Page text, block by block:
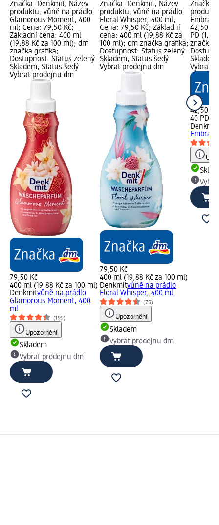
Značka: Denkmit; Název
produktu: vůně na prádlo
Glamorous Moment, 400
ml; Cena: 79,50 Kč;
Základní cena: 400 ml
(19,88 Kč za 100 ml); dm
značka grafika;
Dostupnost: Status zelený
Skladem, Status šedý
Vybrat prodejnu dm
79,50 Kč
400 ml (19,88 Kč za 100 ml)
Denkmitvůně na prádlo
Glamorous Moment, 400
ml
(199)
Upozornění
Skladem
Vybrat prodejnu dm
Značka: Denkmit; Název
produktu: vůně na prádlo
Floral Whisper, 400 ml;
Cena: 79,50 Kč; Základní
cena: 400 ml (19,88 Kč za
100 ml); dm značka grafika;
Dostupnost: Status zelený
Skladem, Status šedý
Vybrat prodejnu dm
79,50 Kč
400 ml (19,88 Kč za 100 ml)
Denkmitvůně na prádlo
Floral Whisper, 400 ml
(75)
Upozornění
Skladem
Vybrat prodejnu dm
Značka:
42,50
PD
značka
Vybrat
42,50 Kč
40 PD
Denkmit